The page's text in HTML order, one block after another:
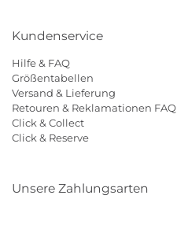
Kundenservice
Hilfe & FAQ
Größentabellen
Versand & Lieferung
Retouren & Reklamationen FAQ
Click & Collect
Click & Reserve
Unsere Zahlungsarten